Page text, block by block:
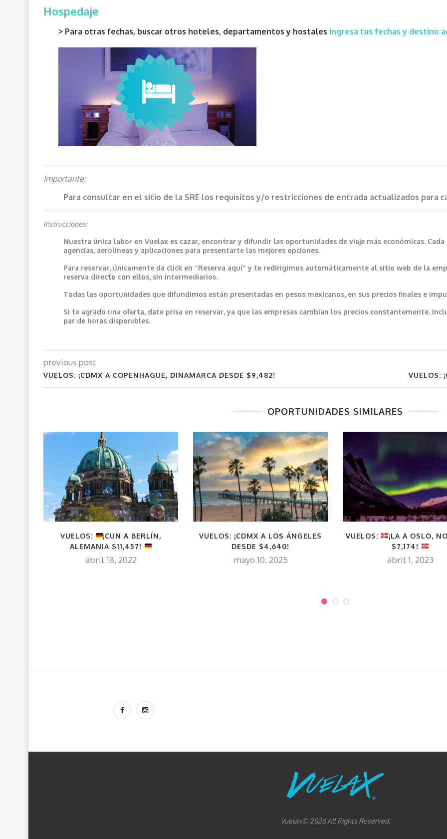
Hospedaje
> Para otras fechas, buscar otros hoteles, departamentos y hostales ingresa tus fechas y destino
Importante:
Para consultar en el sitio de la SRE los requisitos y/o restricciones de entrada actualizados para
Instrucciones:
Nuestra única labor en Vuelax es cazar, encontrar y difundir las oportunidades de viaje más económicas.
agencias, aerolíneas y aplicaciones para presentarte las mejores opciones.
Para reservar, únicamente da click en “Reserva aquí” y te redirigimos automáticamente al sitio web de la
reserva directo con ellos, sin intermediarios.
Todas las oportunidades que difundimos están presentadas en pesos mexicanos, en sus precios finales e
Si te agrado una oferta, date prisa en reservar, ya que las empresas cambian los precios constantemente.
par de horas disponibles.
previous post
VUELOS: ¡CDMX A COPENHAGUE, DINAMARCA DESDE $9,482! VUELOS:
OPORTUNIDADES SIMILARES
VUELOS:
¡CUN A BERLÍN,
ALEMANIA $11,457!
abril 18, 2022
VUELOS: ¡CDMX A LOS ÁNGELES
DESDE $4,640!
mayo 10, 2025
VUELOS:
¡LA A OSLO,
$7,174!
abril 1, 2023
Vuelax© 2026 All Rights Reserved.